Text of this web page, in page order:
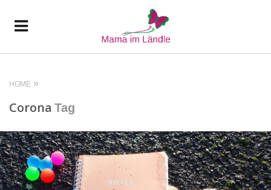
HOME
Corona Tag